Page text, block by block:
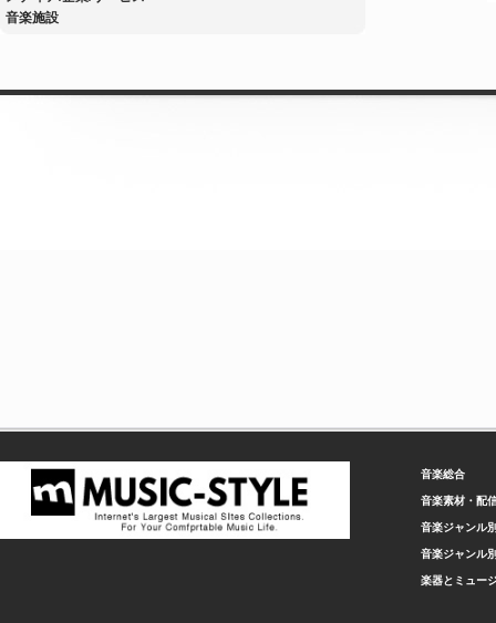
音楽施設
音楽総合
音楽素材・配
音楽ジャンル
音楽ジャンル
楽器とミュー